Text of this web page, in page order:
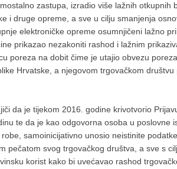
zastupa, izradio više lažnih otkupnih
i druge opreme, a sve u cilju smanjenja
elektroničke opreme osumnjičeni lažno
prikazao nezakoniti rashod i lažnim
poreza na dobit čime je utajio obvezu
Hrvatske, a njegovom trgovačkom
da je tijekom 2016. godine krivotvorio
te da je kao odgovorna osoba u poslovne
samoinicijativno unosio neistinite
pečatom svog trgovačkog društva, a sve s
korist kako bi uvećavao rashod